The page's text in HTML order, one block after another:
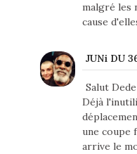
malgré les
cause
JUNi DU
Salut Dede
Déjà
une coupe
arrive le